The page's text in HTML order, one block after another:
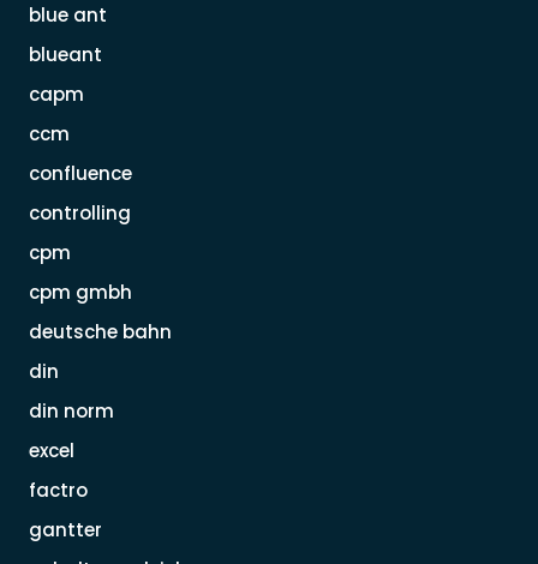
blue ant
blueant
capm
ccm
confluence
controlling
cpm
cpm gmbh
deutsche bahn
din
din norm
excel
factro
gantter